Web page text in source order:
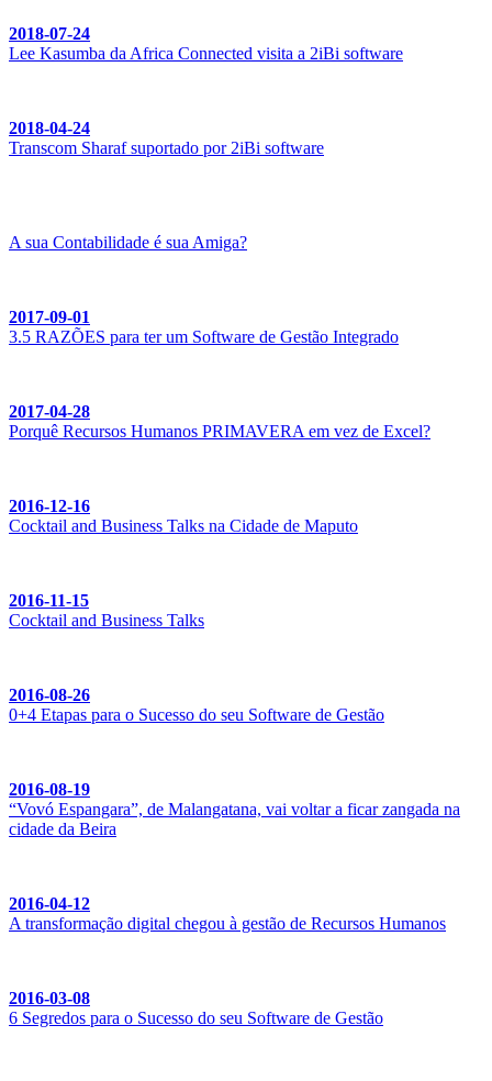
2018-07-24
Lee Kasumba da Africa Connected visita a 2iBi software
2018-04-24
Transcom Sharaf suportado por 2iBi software
A sua Contabilidade é sua Amiga?
2017-09-01
3.5 RAZÕES para ter um Software de Gestão Integrado
2017-04-28
Porquê Recursos Humanos PRIMAVERA em vez de Excel?
2016-12-16
Cocktail and Business Talks na Cidade de Maputo
2016-11-15
Cocktail and Business Talks
2016-08-26
0+4 Etapas para o Sucesso do seu Software de Gestão
2016-08-19
“Vovó Espangara”, de Malangatana, vai voltar a ficar zangada na
cidade da Beira
2016-04-12
A transformação digital chegou à gestão de Recursos Humanos
2016-03-08
6 Segredos para o Sucesso do seu Software de Gestão